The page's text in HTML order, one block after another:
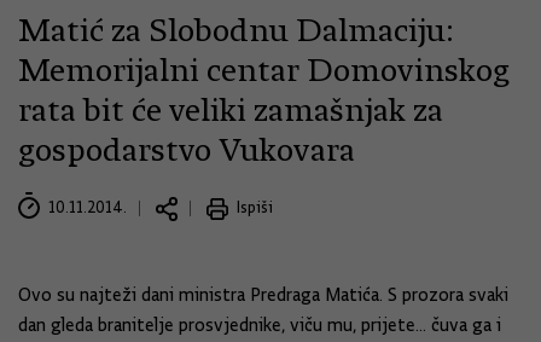
Matić za Slobodnu Dalmaciju:
Memorijalni centar Domovinskog
rata bit će veliki zamašnjak za
gospodarstvo Vukovara
10.11.2014. Ispiši
Ovo su najteži dani ministra Predraga Matića. S prozora svaki
dan gleda branitelje prosvjednike, viču mu, prijete... čuva ga i